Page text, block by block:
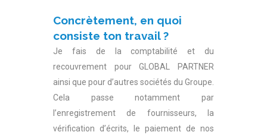
Concrètement, en quoi
consiste ton travail ?
Je fais de la comptabilité et du
recouvrement pour GLOBAL PARTNER
ainsi que pour d’autres sociétés du Groupe.
Cela passe notamment par
l’enregistrement de fournisseurs, la
vérification d’écrits, le paiement de nos